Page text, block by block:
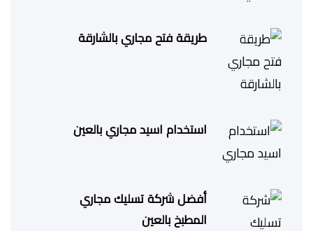
طريقة فتح مجاري بالشارقة
استخدام اسيد مجاري بالعين
أفضل شركة تسليك مجاري
المطبخ بالعين